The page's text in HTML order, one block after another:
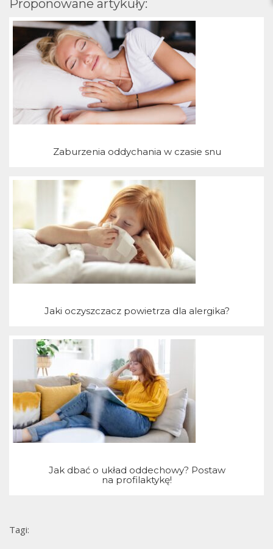
Proponowane artykuły:
Zaburzenia oddychania w czasie snu
Jaki oczyszczacz powietrza dla alergika?
Jak dbać o układ oddechowy? Postaw
na profilaktykę!
Tagi: